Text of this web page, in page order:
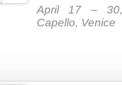
April 17 – 30,
Capello, Venice